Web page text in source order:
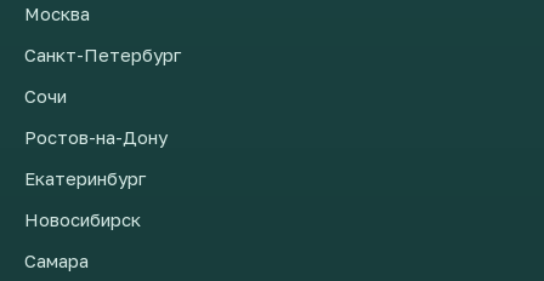
Москва
Санкт-Петербург
Сочи
Ростов-на-Дону
Екатеринбург
Новосибирск
Самара